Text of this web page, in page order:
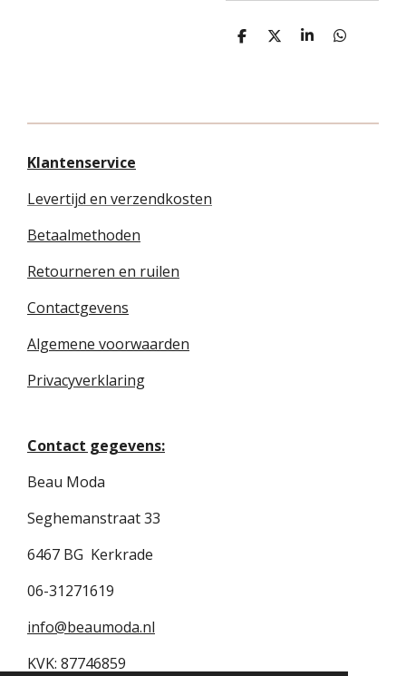
D
D
S
D
Klantenservice
Levertijd en verzendkosten
Betaalmethoden
Retourneren en ruilen
Contactgevens
Algemene voorwaarden
Privacyverklaring
Contact gegevens:
Beau Moda
Seghemanstraat 33
6467 BG Kerkrade
06-31271619
info@beaumoda.nl
KVK: 87746859